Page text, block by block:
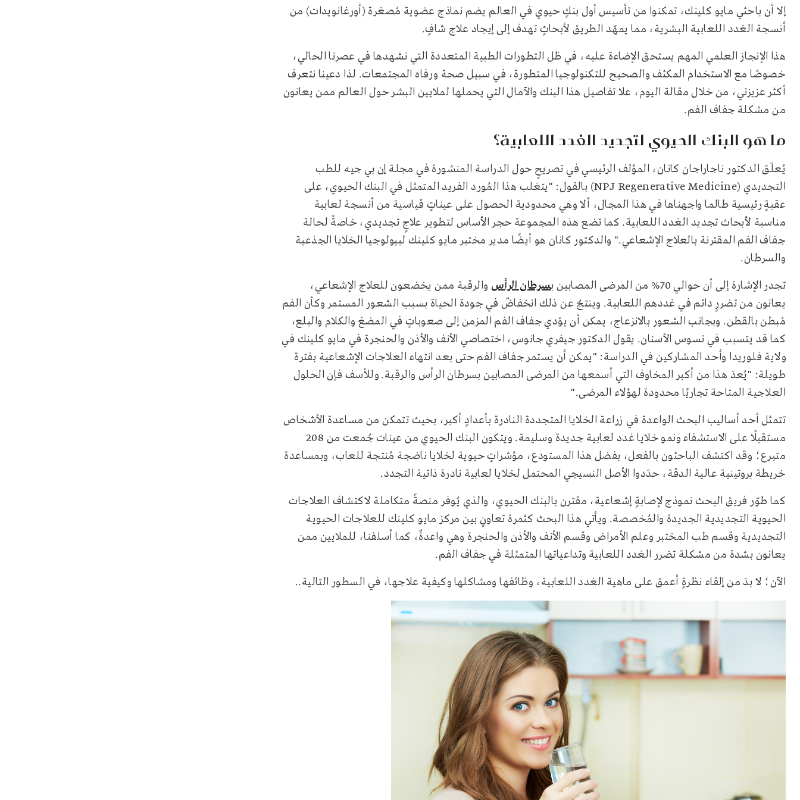
إلا أن باحثي مايو كلينك، تمكنوا من تأسيس أول بنكٍ حيوي في العالم يضم نماذج عضوية مُصغرة (أورغانويدات) من
أنسجة الغدد اللعابية البشرية، مما يمهّد الطريق لأبحاثٍ تهدف إلى إيجاد علاج شافٍ.
هذا الإنجاز العلمي المهم يستحق الإضاءة عليه، في ظل التطورات الطبية المتعددة التي نشهدها في عصرنا الحالي،
خصوصًا مع الاستخدام المكثف والصحيح للتكنولوجيا المتطورة، في سبيل صحة ورفاه المجتمعات. لذا دعينا نتعرف
أكثر عزيزتي، من خلال مقالة اليوم، علا تفاصيل هذا البنك والآمال التي يحملها لملايين البشر حول العالم ممن يعانون
من مشكلة جفاف الفم.
ما هو البنك الحيوي لتجديد الغدد اللعابية؟
يُعلَق الدكتور ناجاراجان كانان، المؤلف الرئيسي في تصريحٍ حول الدراسة المنشورة في مجلة إن بي جيه للطب
التجديدي (NPJ Regenerative Medicine) بالقول: "يتغلب هذا المُورد الفريد المتمثل في البنك الحيوي، على
عقبةٍ رئيسية طالما واجهناها في هذا المجال، ألا وهي محدودية الحصول على عيناتٍ قياسية من أنسجة لعابية
مناسبة لأبحاث تجديد الغدد اللعابية. كما تضع هذه المجموعة حجر الأساس لتطوير علاجٍ تجديدي، خاصةً لحالة
جفاف الفم المقترنة بالعلاج الإشعاعي." والدكتور كانان هو أيضًا مدير مختبر مايو كلينك لبيولوجيا الخلايا الجذعية
والسرطان.
تجدر الإشارة إلى أن حوالي 70% من المرضى المصابين ب
سرطان الرأس والرقبة ممن يخضعون للعلاج الإشعاعي،
يعانون من تضررٍ دائم في غددهم اللعابية. وينتجُ عن ذلك انخفاضٌ في جودة الحياة بسبب الشعور المستمر وكأن الفم
مُبطن بالقطن. وبجانب الشعور بالانزعاج، يمكن أن يؤدي جفاف الفم المزمن إلى صعوباتٍ في المضغ والكلام والبلع،
كما قد يتسبب في تسوس الأسنان. يقول الدكتور جيفري جانوس، اختصاصي الأنف والأذن والحنجرة في مايو كلينك في
ولاية فلوريدا وأحد المشاركين في الدراسة: "يمكن أن يستمر جفاف الفم حتى بعد انتهاء العلاجات الإشعاعية بفترة
طويلة: "يُعدَ هذا من أكبر المخاوف التي أسمعها من المرضى المصابين بسرطان الرأس والرقبة. وللأسف فإن الحلول
العلاجية المتاحة تجاريًا محدودة لهؤلاء المرضى."
تتمثل أحد أساليب البحث الواعدة في زراعة الخلايا المتجددة النادرة بأعدادٍ أكبر، بحيث تتمكن من مساعدة الأشخاص
مستقبلًا على الاستشفاء ونمو خلايا غدد لعابية جديدة وسليمة. ويتكون البنك الحيوي من عينات جُمعت من 208
متبرع؛ وقد اكتشف الباحثون بالفعل، بفضل هذا المستودع، مؤشراتٍ حيوية لخلايا ناضجة مُنتجة للعاب، وبمساعدة
خريطة بروتينية عالية الدقة، حدَدوا الأصل النسيجي المحتمل لخلايا لعابية نادرة ذاتية التجدد.
كما طوّر فريق البحث نموذج لإصابةٍ إشعاعية، مقترن بالبنك الحيوي، والذي يُوفر منصةً متكاملة لاكتشاف العلاجات
الحيوية التجديدية الجديدة والمُخصصة. ويأتي هذا البحث كثمرة تعاونٍ بين مركز مايو كلينك للعلاجات الحيوية
التجديدية وقسم طب المختبر وعلم الأمراض وقسم الأنف والأذن والحنجرة وهي واعدةٌ، كما أسلفنا، للملايين ممن
يعانون بشدة من مشكلة تضرر الغدد اللعابية وتداعياتها المتمثلة في جفاف الفم.
الآن؛ لا بدَ من إلقاء نظرةٍ أعمق على ماهية الغدد اللعابية، وظائفها ومشاكلها وكيفية علاجها، في السطور التالية..